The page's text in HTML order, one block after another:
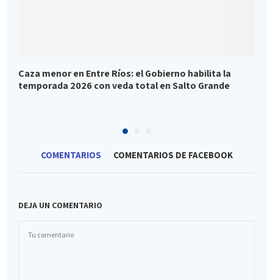
Caza menor en Entre Ríos: el Gobierno habilita la
temporada 2026 con veda total en Salto Grande
COMENTARIOS COMENTARIOS DE FACEBOOK
DEJA UN COMENTARIO